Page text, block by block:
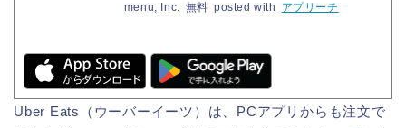
menu, Inc. 無料 posted with アプリーチ
Uber Eats（ウーバーイーツ）は、PCアプリからも注文で